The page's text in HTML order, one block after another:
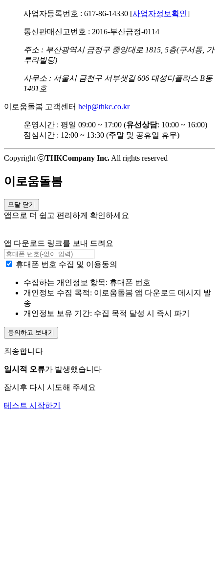
사업자등록번호 : 617-86-14330 [사업자정보확인]
통신판매신고번호 : 2016-부산금정-0114
주소 : 부산광역시 금정구 중앙대로 1815, 5층(구서동, 가
루라빌딩)
사무소 : 서울시 금천구 서부샛길 606 대성디폴리스 B동
1401호
이로움돌봄 고객센터 help@thkc.co.kr
운영시간 : 평일 09:00 ~ 17:00 (유선상담: 10:00 ~ 16:00)
점심시간 : 12:00 ~ 13:30 (주말 및 공휴일 휴무)
Copyright ⓒTHKCompany Inc. All rights reserved
이로움돌봄
모달 닫기
앱으로 더 쉽고 편리하게 확인하세요
앱 다운로드 링크를 보내 드려요
휴대폰 번호 수집 및 이용동의
수집하는 개인정보 항목: 휴대폰 번호
개인정보 수집 목적: 이로움돌봄 앱 다운로드 메시지 발
송
개인정보 보유 기간: 수집 목적 달성 시 즉시 파기
동의하고 보내기
죄송합니다
일시적 오류가 발생했습니다
잠시후 다시 시도해 주세요
테스트 시작하기